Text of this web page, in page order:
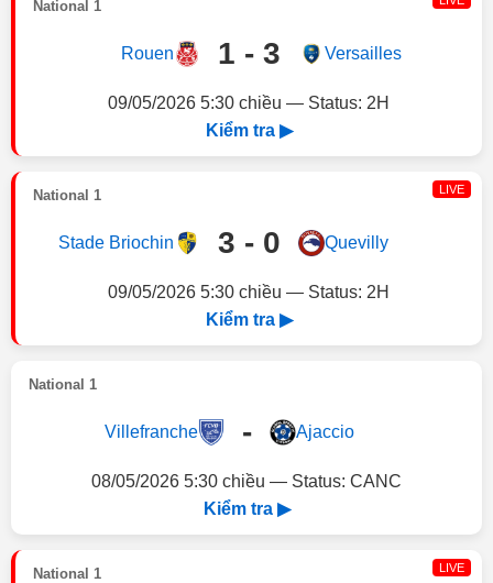
National 1
Rouen 1 - 3 Versailles
09/05/2026 5:30 chiều — Status: 2H
Kiểm tra ▶
National 1 LIVE
Stade Briochin 3 - 0 Quevilly
09/05/2026 5:30 chiều — Status: 2H
Kiểm tra ▶
National 1
Villefranche - Ajaccio
08/05/2026 5:30 chiều — Status: CANC
Kiểm tra ▶
National 1 LIVE